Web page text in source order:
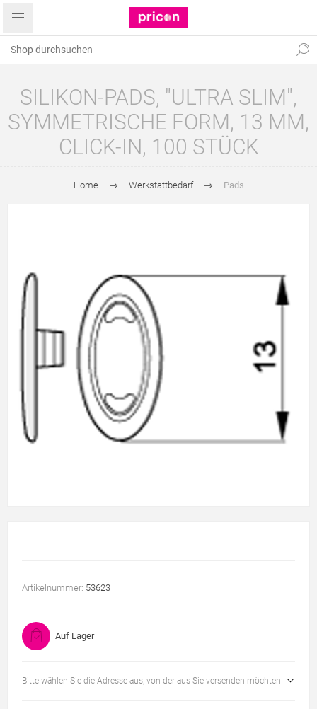
SILIKON-PADS, "ULTRA SLIM",
SYMMETRISCHE FORM, 13 MM,
CLICK-IN, 100 STÜCK
Home Werkstattbedarf Pads
Artikelnummer: 53623
Auf Lager
Bitte wählen Sie die Adresse aus, von der aus Sie versenden möchten